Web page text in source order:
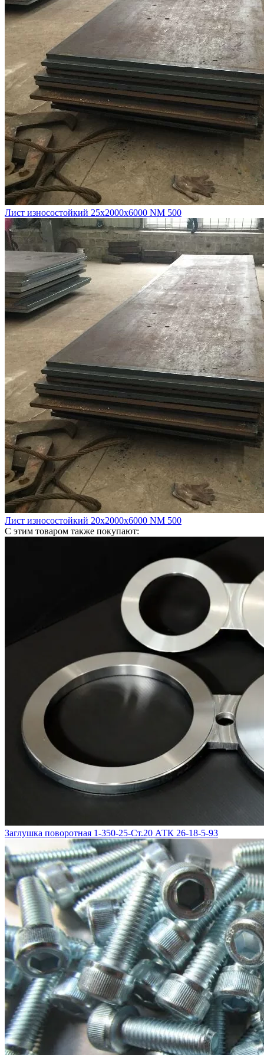
Лист износостойкий 25х2000х6000 NM 500
Лист износостойкий 20х2000х6000 NM 500
С этим товаром также покупают:
Заглушка поворотная 1-350-25-Ст.20 АТК 26-18-5-93